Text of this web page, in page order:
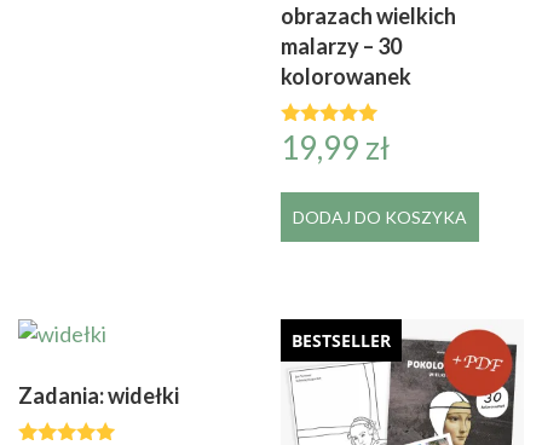
obrazach wielkich
malarzy – 30
kolorowanek
Oceniono
5.00
19,99 zł
DODAJ DO KOSZYKA
Zadania: widełki
BESTSELLER